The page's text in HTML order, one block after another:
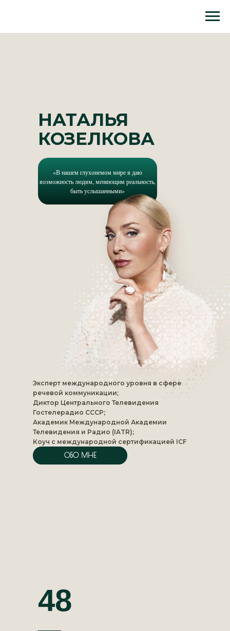
«В нашем глухонемом мире я даю
возможность людям, меняющим реальность,
быть услышанными»
Эксперт международного уровня в сфере
речевой коммуникации;
Диктор Центрального Телевидения
Гостелерадио СССР;
Академик Международной Академии
Телевидения и Радио (IATR);
Коуч с международной сертификацией ICF
НАТАЛЬЯ
КОЗЕЛКОВА
ОБО МНЕ
48